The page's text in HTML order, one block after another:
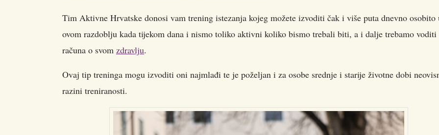
Tim Aktivne Hrvatske donosi vam trening istezanja kojeg možete izvoditi čak i više puta dnevno osobito
ovom razdoblju kada tijekom dana i nismo toliko aktivni koliko bismo trebali biti, a i dalje trebamo voditi
računa o svom zdravlju.
Ovaj tip treninga mogu izvoditi oni najmlađi te je poželjan i za osobe srednje i starije životne dobi
razini treniranosti.